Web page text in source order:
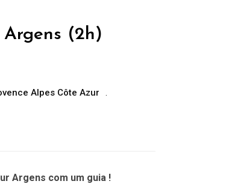
(2h)
Alpes Côte Azur
Argens com um guia !